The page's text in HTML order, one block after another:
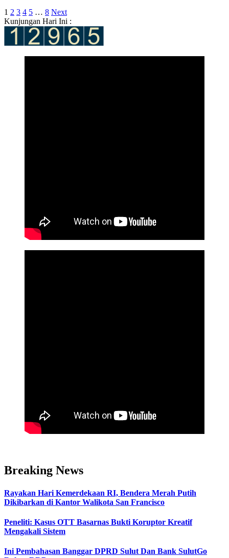
Posts
pagination
1 2 3 4 5 … 8 Next
Kunjungan Hari Ini :
Breaking News
Rayakan Hari Kemerdekaan RI, Bendera Merah Putih
Dikibarkan di Kantor Walikota San Francisco
Peneliti: Kasus OTT Basarnas Bukti Koruptor Kreatif
Mengakali Sistem
Ini Pembahasan Banggar DPRD Sulut Dan Bank SulutGo